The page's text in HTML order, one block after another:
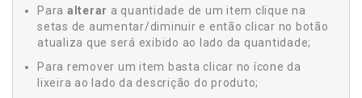
Para alterar a quantidade de um item clique na
setas de aumentar/diminuir e então clicar no botão
atualiza que será exibido ao lado da quantidade;
Para remover um item basta clicar no ícone da
lixeira ao lado da descrição do produto;